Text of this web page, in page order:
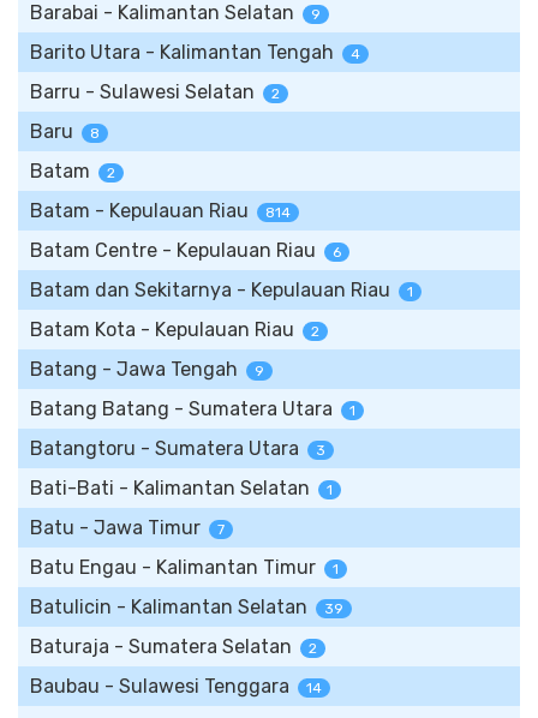
Barabai - Kalimantan Selatan 9
Barito Utara - Kalimantan Tengah 4
Barru - Sulawesi Selatan 2
Baru 8
Batam 2
Batam - Kepulauan Riau 814
Batam Centre - Kepulauan Riau 6
Batam dan Sekitarnya - Kepulauan Riau 1
Batam Kota - Kepulauan Riau 2
Batang - Jawa Tengah 9
Batang Batang - Sumatera Utara 1
Batangtoru - Sumatera Utara 3
Bati-Bati - Kalimantan Selatan 1
Batu - Jawa Timur 7
Batu Engau - Kalimantan Timur 1
Batulicin - Kalimantan Selatan 39
Baturaja - Sumatera Selatan 2
Baubau - Sulawesi Tenggara 14